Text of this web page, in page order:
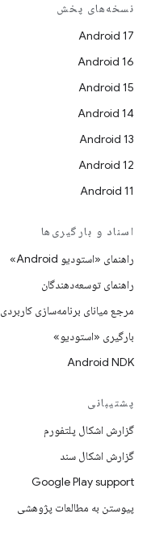
نسخه‌های پخش
Android 17
Android 16
Android 15
Android 14
Android 13
Android 12
Android 11
اسناد و بارگیری‌ها
راهنمای «استودیو Android»
راهنمای توسعه‌دهندگان
مرجع میانای برنامه‌سازی کاربردی
بارگیری «استودیو»
Android NDK
پشتیبانی
گزارش اشکال پلتفورم
گزارش اشکال سند
Google Play support
پیوستن به مطالعات پژوهشی